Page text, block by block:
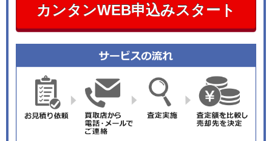
カンタンWEB申込みスタート